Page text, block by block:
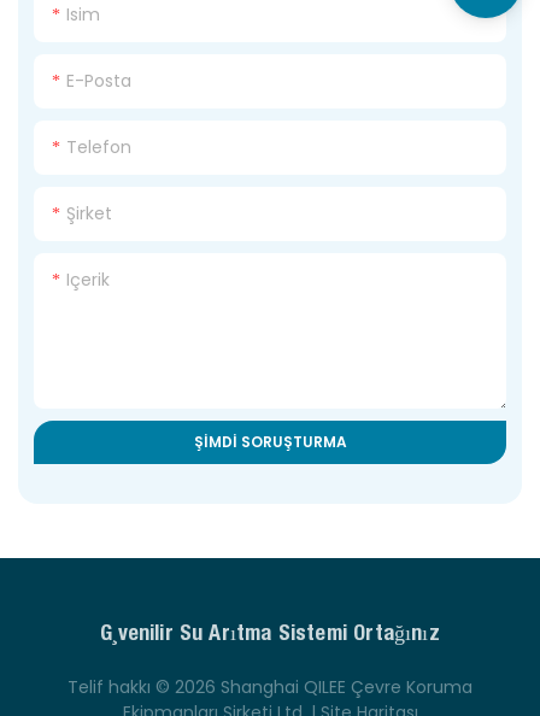
Isim
E-Posta
Telefon
Şirket
Içerik
ŞIMDI SORUŞTURMA
Güvenilir Su Arıtma Sistemi Ortağınız
Telif hakkı © 2026 Shanghai QILEE Çevre Koruma